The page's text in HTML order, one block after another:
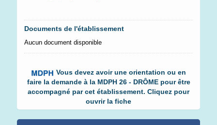
Documents de l'établissement
Aucun document disponible
Vous devez avoir une orientation ou en
faire la demande à la MDPH 26 - DRÔME pour être
accompagné par cet établissement. Cliquez pour
ouvrir la fiche